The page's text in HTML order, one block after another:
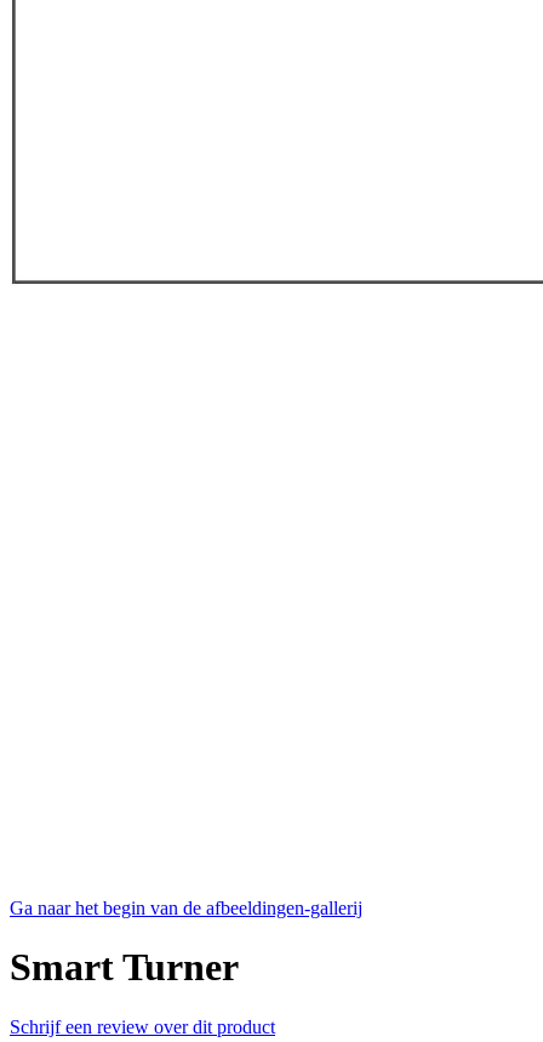
Ga naar het begin van de afbeeldingen-gallerij
Smart Turner
Schrijf een review over dit product